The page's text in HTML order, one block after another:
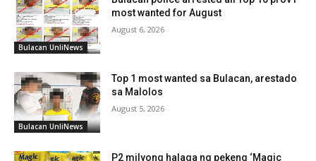
Bulacan UnliNews
most wanted for August
August 6, 2026
Bulacan UnliNews
Top 1 most wanted sa Bulacan, arestado
sa Malolos
August 5, 2026
P2 milyong halaga ng pekeng ‘Magic